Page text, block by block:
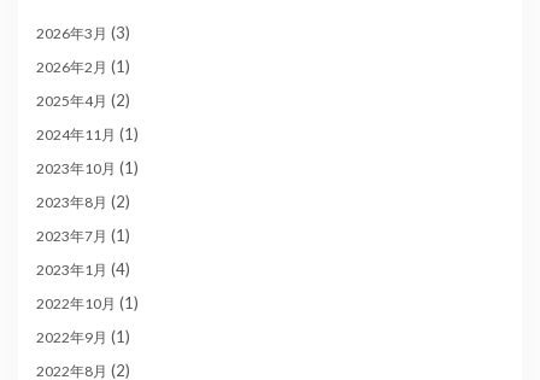
2026年3月 (3)
2026年2月 (1)
2025年4月 (2)
2024年11月 (1)
2023年10月 (1)
2023年8月 (2)
2023年7月 (1)
2023年1月 (4)
2022年10月 (1)
2022年9月 (1)
2022年8月 (2)